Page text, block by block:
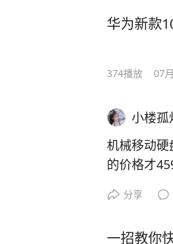
华为新款
374播放 07
小楼孤
机械移动硬
的价格才
涨价，是何
分享
一招教你